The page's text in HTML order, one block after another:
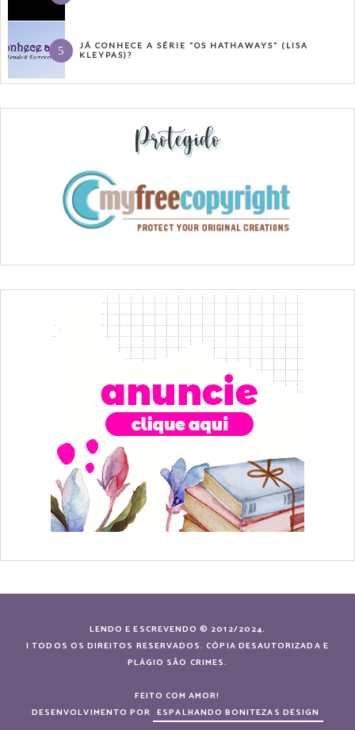
JÁ CONHECE A SÉRIE “OS HATHAWAYS” (LISA
KLEYPAS)?
Protegido
LENDO E ESCREVENDO © 2012/2024.
| TODOS OS DIREITOS RESERVADOS. CÓPIA DESAUTORIZADA E
PLÁGIO SÃO CRIMES.
FEITO COM AMOR!
DESENVOLVIMENTO POR ESPALHANDO BONITEZAS DESIGN